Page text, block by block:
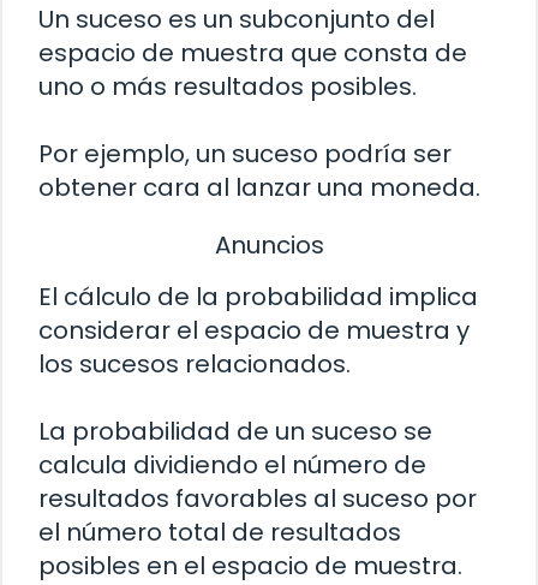
Un suceso es un subconjunto del
espacio de muestra que consta de
uno o más resultados posibles.
Por ejemplo, un suceso podría ser
obtener cara al lanzar una moneda.
Anuncios
El cálculo de la probabilidad implica
considerar el espacio de muestra y
los sucesos relacionados.
La probabilidad de un suceso se
calcula dividiendo el número de
resultados favorables al suceso por
el número total de resultados
posibles en el espacio de muestra.